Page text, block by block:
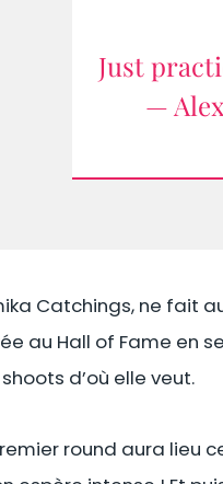
Just
—
Catchings, ne fait
au Hall of Fame en
d’où elle veut.
round aura lieu